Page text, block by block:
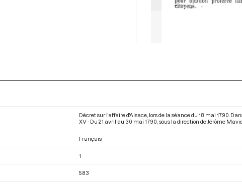
Décret sur l'affaire d'Alsace, lors de la séance du 18 mai 1790.
XV - Du 21 avril au 30 mai 1790 , sous la direction de Jérôme
Français
1
583